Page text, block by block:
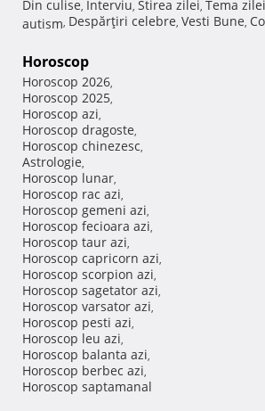
Din culise, Interviu, Stirea zilei, Tema zilei
autism, Despărţiri celebre, Vesti Bune,
Horoscop
Horoscop 2026,
Horoscop 2025,
Horoscop azi,
Horoscop dragoste,
Horoscop chinezesc,
Astrologie,
Horoscop lunar,
Horoscop rac azi,
Horoscop gemeni azi,
Horoscop fecioara azi,
Horoscop taur azi,
Horoscop capricorn azi,
Horoscop scorpion azi,
Horoscop sagetator azi,
Horoscop varsator azi,
Horoscop pesti azi,
Horoscop leu azi,
Horoscop balanta azi,
Horoscop berbec azi,
Horoscop saptamanal